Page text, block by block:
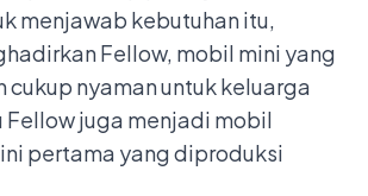
menjawab kebutuhan itu,
Fellow, mobil mini yang
cukup nyaman untuk keluarga
Fellow juga menjadi mobil
pertama yang diproduksi